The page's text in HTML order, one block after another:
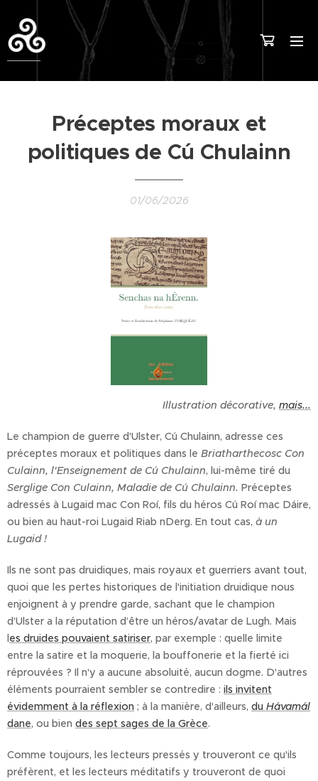
Préceptes moraux et
politiques de Cú Chulainn
01/06/2026
Illustration décorative, mais...
Le champion de guerre d'Ulster, Cú Chulainn, adresse ces
préceptes moraux et politiques dans le Briatharthecosc Con
Culainn, l'Enseignement de Cú Chulainn, lui-même tiré du
Serglige Con Culainn, Maladie de Cú Chulainn. Préceptes
adressés à Lugaid mac Con Roí, fils du héros Cú Roí mac Dáire,
ou bien au haut-roi Lugaid Riab nDerg. En tout cas, à un
Lugaid !
Ils ne sont pas druidiques, mais royaux et guerriers avant tout,
quoi que les pertes historiques de l'initiation druidique nous
enjoignent à y prendre garde, sachant que le champion
d’Ulster a la réputation d’être un héros/avatar de Lugh. Mais
les druides pouvaient satiriser, par exemple : quelle limite
entre la satire et la moquerie, la bouffonerie et la fierté ici
réprouvées ? Il n'y a aucune absoluité, aucun dogme. D'autres
éléments pourraient sembler se contredire : ils invitent
évidemment à la réflexion ; à la manière, d'ailleurs, du Hávamál
dane, ou bien des sept sages de la Grèce.
Comme toujours, les lecteurs pressés y trouveront ce qu'ils
préfèrent, et les lecteurs méditatifs y trouveront de quoi